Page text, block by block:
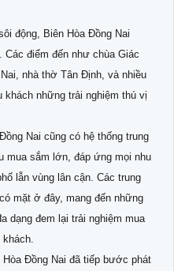
động, Biên Hòa Đồng Nai
Các điểm đến như chùa Giác
nhà thờ Tân Định, và nhiều
những trải nghiệm thú vị
Nai cũng có hệ thống trung
mua sắm lớn, đáp ứng mọi nhu
lẫn vùng lân cận. Các trung
mặt ở đây, mang đến những
dạng đem lại trải nghiệm mua
Đồng Nai đã tiếp bước phát